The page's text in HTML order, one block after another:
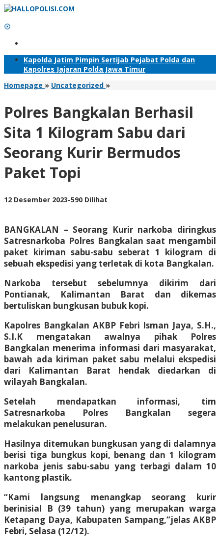
Lewati
konten
Kapolda Jatim Pimpin Sertijab Pejabat Polda dan
Kapolres Jajaran Polda Jawa Timur
Homepage » Uncategorized »Polres
Sita
Kilogram
Sabu
dari
Seorang
Polres Bangkalan Berhasil
Sita 1 Kilogram Sabu dari
Seorang Kurir Bermudos
Paket Topi
12 Desember 2023oleh
-590 Dilihat
BANGKALAN – Seorang Kurir narkoba diringkus
Satresnarkoba Polres Bangkalan saat mengambil
paket kiriman sabu-sabu seberat 1 kilogram di
sebuah ekspedisi yang terletak di kota Bangkalan.
Narkoba tersebut sebelumnya dikirim dari
Pontianak, Kalimantan Barat dan dikemas
bertuliskan bungkusan bubuk kopi.
Kapolres Bangkalan AKBP Febri Isman Jaya, S.H.,
S.I.K mengatakan awalnya pihak Polres
Bangkalan menerima informasi dari masyarakat,
bawah ada kiriman paket sabu melalui ekspedisi
dari Kalimantan Barat hendak diedarkan di
wilayah Bangkalan.
Setelah mendapatkan informasi, tim
Satresnarkoba Polres Bangkalan segera
melakukan penelusuran.
Hasilnya ditemukan bungkusan yang di dalamnya
berisi tiga bungkus kopi, benang dan 1 kilogram
narkoba jenis sabu-sabu yang terbagi dalam 10
kantong plastik.
“Kami langsung menangkap seorang kurir
berinisial B (39 tahun) yang merupakan warga
Ketapang Daya, Kabupaten Sampang,”jelas AKBP
Febri, Selasa (12/12).